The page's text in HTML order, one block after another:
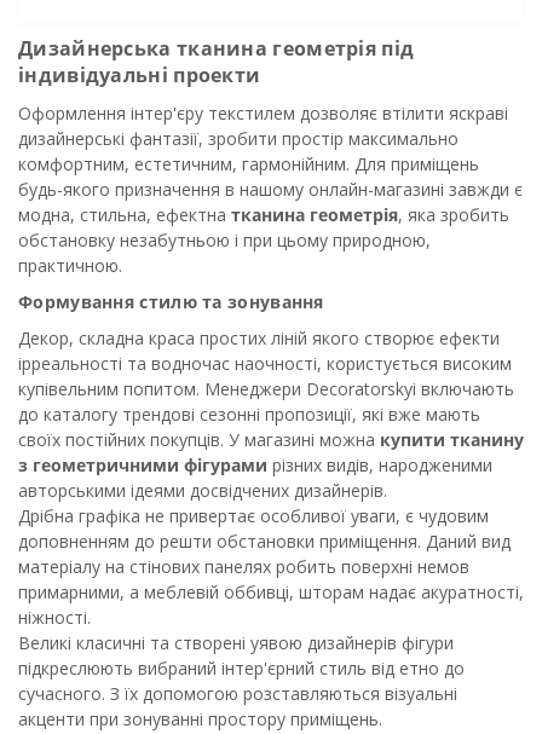
Дизайнерська тканина геометрія під
індивідуальні проекти
Оформлення інтер'єру текстилем дозволяє втілити яскраві
дизайнерські фантазії, зробити простір максимально
комфортним, естетичним, гармонійним. Для приміщень
будь-якого призначення в нашому онлайн-магазині завжди є
модна, стильна, ефектна тканина геометрія, яка зробить
обстановку незабутньою і при цьому природною,
практичною.
Формування стилю та зонування
Декор, складна краса простих ліній якого створює ефекти
ірреальності та водночас наочності, користується високим
купівельним попитом. Менеджери Decoratorskyi включають
до каталогу трендові сезонні пропозиції, які вже мають
своїх постійних покупців. У магазині можна купити тканину
з геометричними фігурами різних видів, народженими
авторськими ідеями досвідчених дизайнерів.
Дрібна графіка не привертає особливої уваги, є чудовим
доповненням до решти обстановки приміщення. Даний вид
матеріалу на стінових панелях робить поверхні немов
примарними, а меблевій оббивці, шторам надає акуратності,
ніжності.
Великі класичні та створені уявою дизайнерів фігури
підкреслюють вибраний інтер'єрний стиль від етно до
сучасного. З їх допомогою розставляються візуальні
акценти при зонуванні простору приміщень.